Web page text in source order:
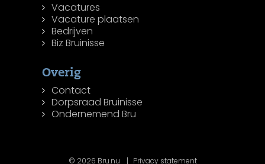
Vacatures
Vacature plaatsen
Bedrijven
Biz Bruinisse
Overig
Contact
Dorpsraad Bruinisse
Ondernemend Bru
© 2026 Bru.nu Privacy statement